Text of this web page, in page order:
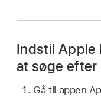
Indstil Apple
at søge efter
Gå til appen